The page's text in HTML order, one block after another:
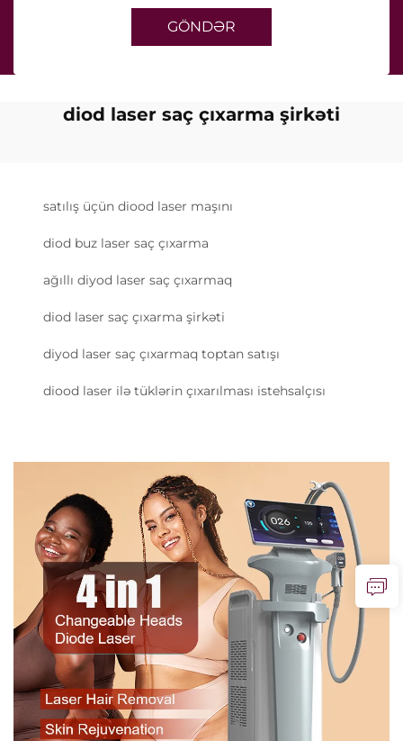
GÖNDƏR
diod laser saç çıxarma şirkəti
satılış üçün diood laser maşını
diod buz laser saç çıxarma
ağıllı diyod laser saç çıxarmaq
diod laser saç çıxarma şirkəti
diyod laser saç çıxarmaq toptan satışı
diood laser ilə tüklərin çıxarılması istehsalçısı